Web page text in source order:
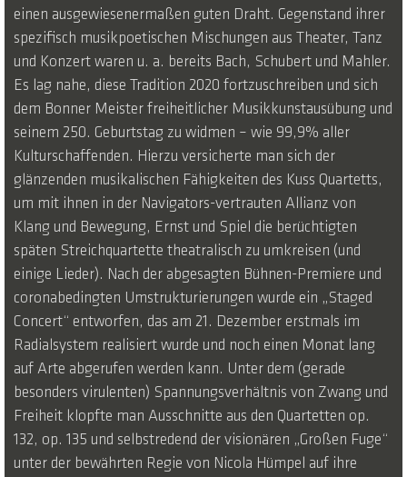
einen ausgewiesenermaßen guten Draht. Gegenstand ihrer
spezifisch musikpoetischen Mischungen aus Theater, Tanz
und Konzert waren u. a. bereits Bach, Schubert und Mahler.
Es lag nahe, diese Tradition 2020 fortzuschreiben und sich
dem Bonner Meister freiheitlicher Musikkunstausübung und
seinem 250. Geburtstag zu widmen – wie 99,9% aller
Kulturschaffenden. Hierzu versicherte man sich der
glänzenden musikalischen Fähigkeiten des Kuss Quartetts,
um mit ihnen in der Navigators-vertrauten Allianz von
Klang und Bewegung, Ernst und Spiel die berüchtigten
späten Streichquartette theatralisch zu umkreisen (und
einige Lieder). Nach der abgesagten Bühnen-Premiere und
coronabedingten Umstrukturierungen wurde ein „Staged
Concert“ entworfen, das am 21. Dezember erstmals im
Radialsystem realisiert wurde und noch einen Monat lang
auf Arte abgerufen werden kann. Unter dem (gerade
besonders virulenten) Spannungsverhältnis von Zwang und
Freiheit klopfte man Ausschnitte aus den Quartetten op.
132, op. 135 und selbstredend der visionären „Großen Fuge“
unter der bewährten Regie von Nicola Hümpel auf ihre